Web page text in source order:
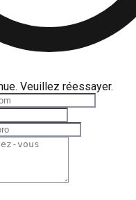
Veuillez réessayer.